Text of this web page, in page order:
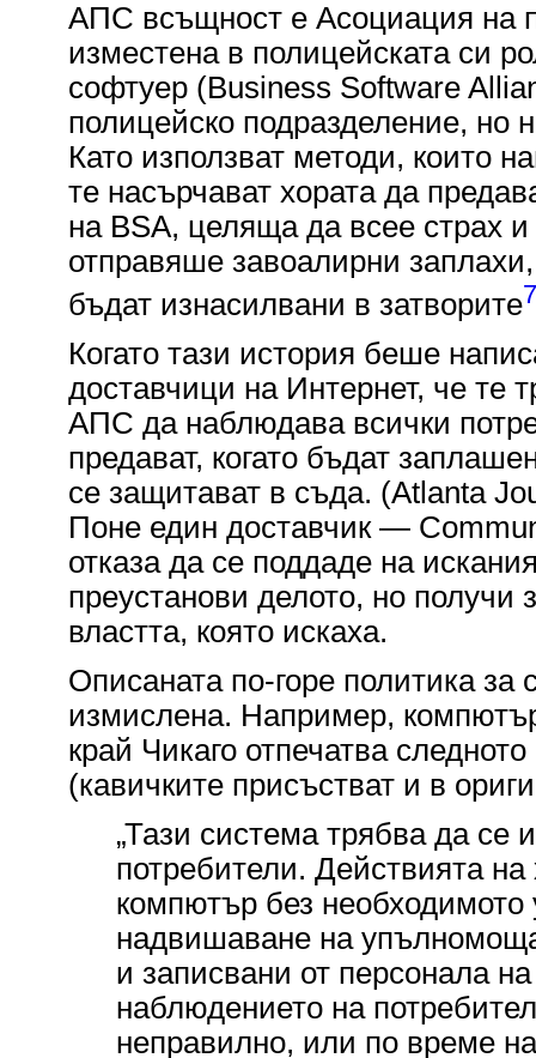
АПС всъщност е Асоциация на
изместена в полицейската си
софтуер (Business Software
полицейско подразделение, но
Като използват методи, които
те насърчават хората да
на BSA, целяща да всее страх
отправяше завоалирни
бъдат изнасилвани в затворите7
Когато тази история беше
доставчици на Интернет, че те
АПС да наблюдава всички
предават, когато бъдат
се защитават в съда. (Atlanta
Поне един доставчик —
отказа да се поддаде на
преустанови делото, но
властта, която искаха.
Описаната по-горе политика за
измислена. Например,
край Чикаго отпечатва
(кавичките присъстват и в
„Тази система трябва да
потребители. Действията на
компютър без
надвишаване на
и записвани от персонала
наблюдението на
неправилно, или по време